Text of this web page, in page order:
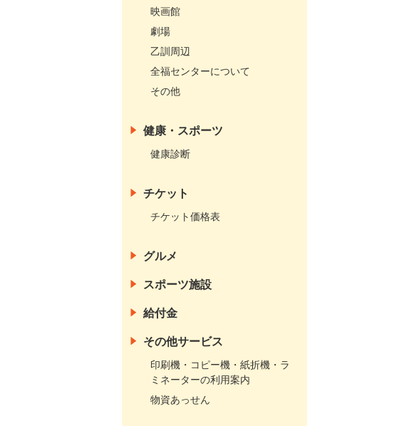
映画館
劇場
乙訓周辺
全福センターについて
その他
健康・スポーツ
健康診断
チケット
チケット価格表
グルメ
スポーツ施設
給付金
その他サービス
印刷機・コピー機・紙折機・ラ
ミネーターの利用案内
物資あっせん